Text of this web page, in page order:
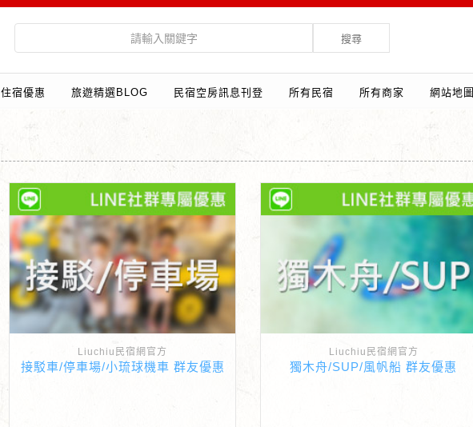
搜尋
住宿優惠 旅遊精選BLOG 民宿空房訊息刊登 所有民宿 所有商家 網站地圖
Liuchiu民宿網官方
接駁車/停車場/小琉球機車 群友優惠
Liuchiu民宿網官方
獨木舟/SUP/風帆船 群友優惠